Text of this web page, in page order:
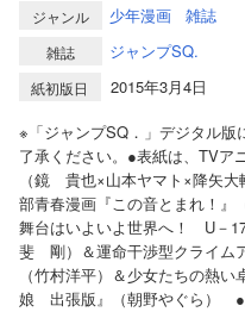
ジャンル 少年漫画 雑誌
雑誌 ジャンプSQ.
紙初版日
2015年3月4日
※「ジャンプSQ．」デジタル版
了承ください。●表紙は、TVア
（鏡 貴也×山本ヤマト×降矢
部青春漫画『この音とまれ！』
舞台はいよいよ世界へ！ U－
斐 剛）＆運命干渉型クライム
（竹村洋平）＆少女たちの熱
娘 出張版』（朝野やぐら）